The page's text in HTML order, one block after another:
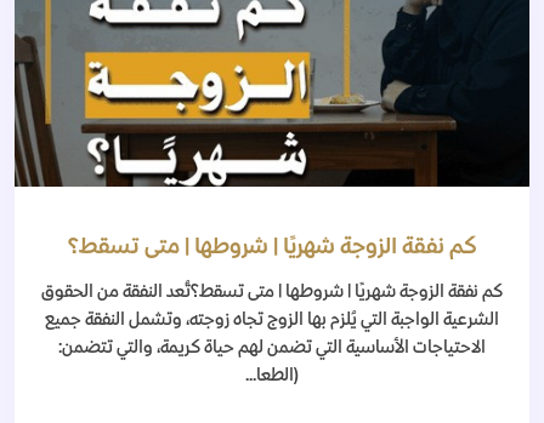
كم نفقة الزوجة شهريًا | شروطها | متى تسقط؟
كم نفقة الزوجة شهريًا | شروطها | متى تسقط؟تُعد النفقة من الحقوق
الشرعية الواجبة التي يُلزم بها الزوج تجاه زوجته، وتشمل النفقة جميع
الاحتياجات الأساسية التي تضمن لهم حياة كريمة، والتي تتضمن:
(الطعا...